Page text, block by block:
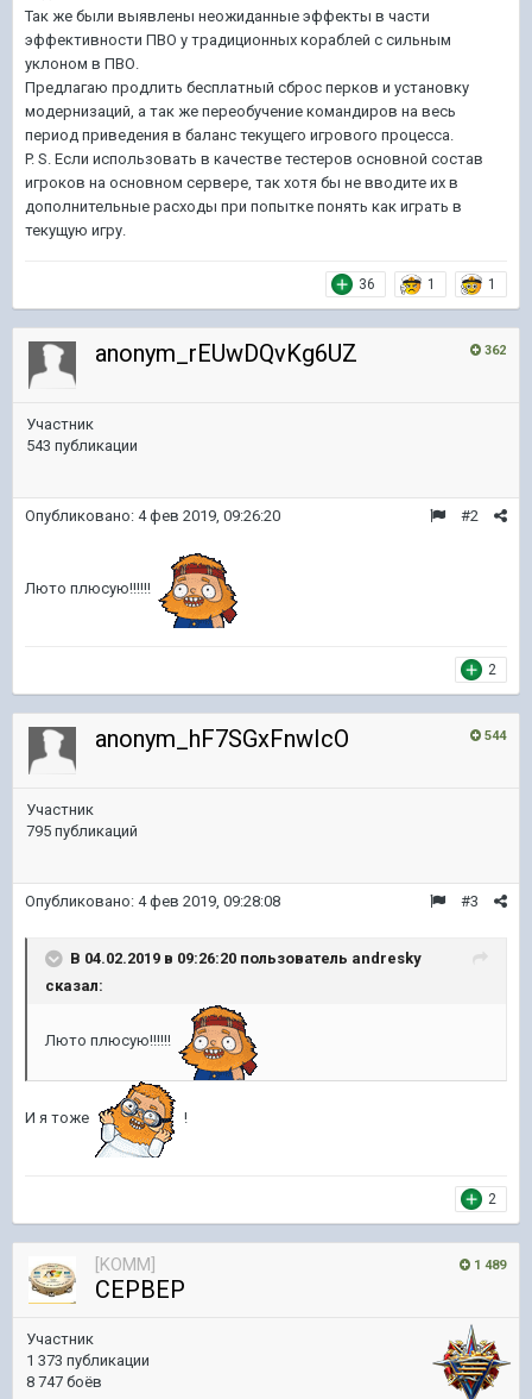
Так же были выявлены неожиданные эффекты в части
эффективности ПВО у традиционных кораблей с сильным
уклоном в ПВО.
Предлагаю продлить бесплатный сброс перков и установку
модернизаций, а так же переобучение командиров на весь
период приведения в баланс текущего игрового процесса.
P. S. Если использовать в качестве тестеров основной состав
игроков на основном сервере, так хотя бы не вводите их в
дополнительные расходы при попытке понять как играть в
текущую игру.
36 1 1
362
anonym_rEUwDQvKg6UZ
Участник
543 публикации
#2
Опубликовано: 4 фев 2019, 09:26:20
Люто плюсую!!!!!!
2
544
anonym_hF7SGxFnwIcO
Участник
795 публикаций
#3
Опубликовано: 4 фев 2019, 09:28:08
В 04.02.2019 в 09:26:20 пользователь andresky
сказал:
Люто плюсую!!!!!!
И я тоже !
2
1 489
[KOMM]
CEPBEP
Участник
1 373 публикации
8 747 боёв